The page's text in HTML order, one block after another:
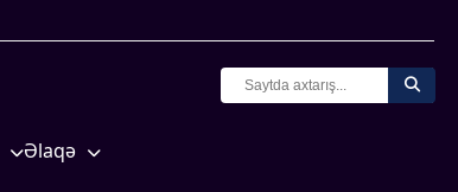
Əlaqə